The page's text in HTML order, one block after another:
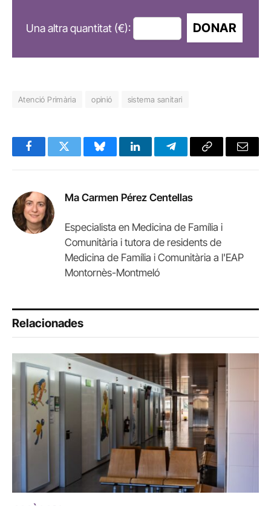
Una altra quantitat (€): DONAR
Atenció Primària opinió sistema sanitari
FacebookTwitter BlueskyLinkedInTelegramCopy
Email
Ma Carmen Pérez Centellas
Especialista en Medicina de Família i
Comunitària i tutora de residents de
Medicina de Família i Comunitària a l'EAP
Montornès-Montmeló
Relacionades